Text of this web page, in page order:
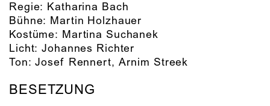
Regie: Katharina Bach
Bühne: Martin Holzhauer
Kostüme: Martina Suchanek
Licht:Johannes Richter
Ton:Josef Rennert, Arnim Streek
BESETZUNG